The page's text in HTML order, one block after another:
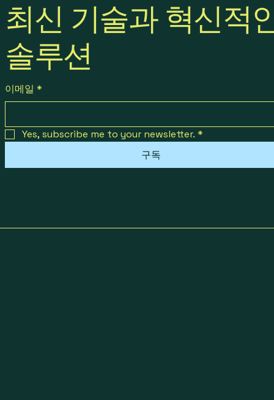
최신 기술과 혁신적
솔루션
이메일 *
Yes, subscribe me to your newsletter. *
구독